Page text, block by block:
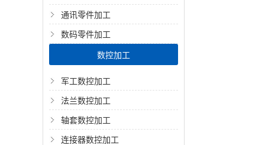
通讯零件加工
数码零件加工
数控加工
军工数控加工
法兰数控加工
轴套数控加工
连接器数控加工